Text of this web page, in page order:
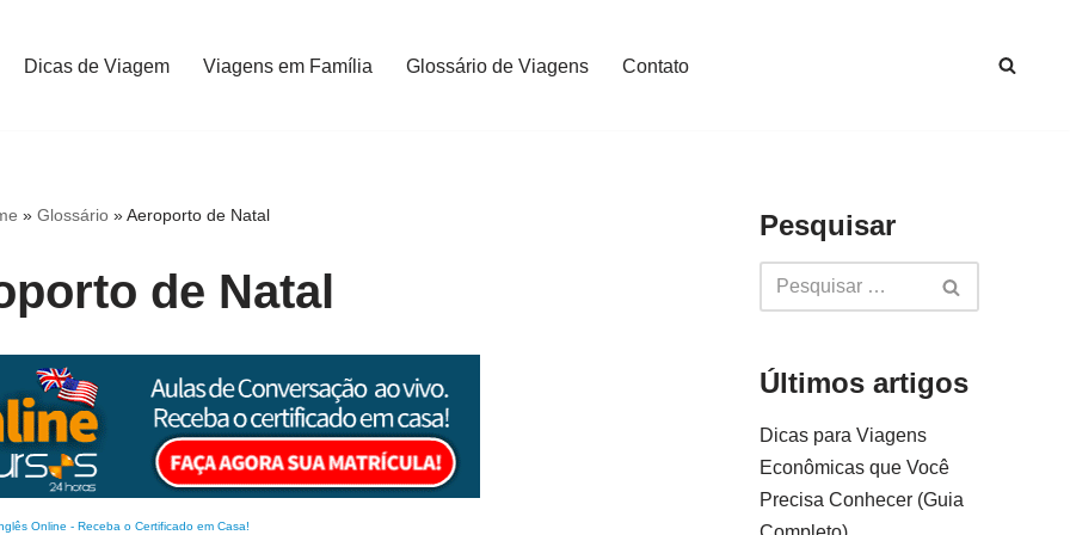
Dicas de Viagem Viagens em Família Glossário de Viagens Contato
»Glossário »Aeroporto de Natal
de Natal
Online - Receba o Certificado em Casa!
Pesquisar
Últimos artigos
Dicas para Viagens
Econômicas que Você
Precisa Conhecer (Guia